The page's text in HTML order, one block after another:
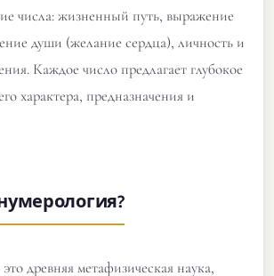
числа: жизненный путь, выражение
души (желание сердца), личность и
Каждое число предлагает глубокое
характера, предназначения и
древняя метафизическая наука,